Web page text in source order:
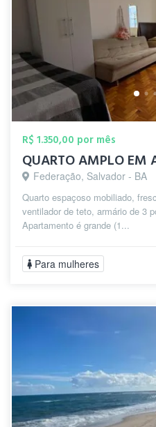
R$ 1.350,00 por mês
Federação, Salvador - BA
Quarto espaçoso mobiliado,
ventilador de teto, armário de 3
Apartamento é grande (1...
Para mulheres